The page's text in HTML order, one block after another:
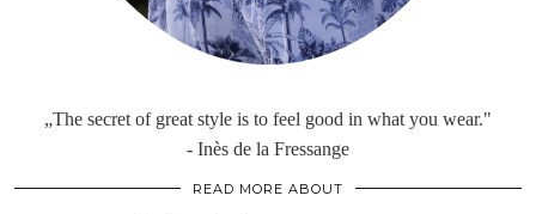
„The secret of great style is to feel good in what you wear."
- Inès de la Fressange
READ MORE ABOUT